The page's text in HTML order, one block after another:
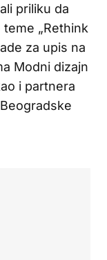
priliku da
„Rethink
za upis na
Modni dizajn
i partnera